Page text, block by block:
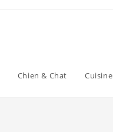
Chien & Chat Cuisine